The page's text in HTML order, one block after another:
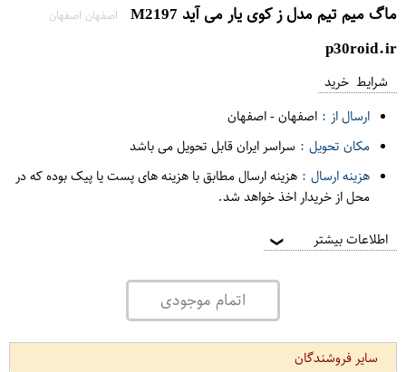
ماگ میم تیم مدل ز کوی یار می آید M2197 اصفهان اصفهان
p30roid.ir
شرایط خرید
ارسال از : اصفهان-اصفهان
مکان تحویل : سراسر ایران قابل تحویل می باشد
هزینه ارسال : هزینه ارسال مطابق با هزینه های پست یا پیک بوده که در
محل از خریدار اخذ خواهد شد.
اطلاعات بیشتر ❯
اتمام موجودی
سایر فروشندگان